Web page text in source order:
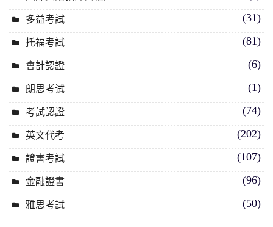
多益考試 (31)
托福考試 (81)
會計認證 (6)
朗思考试 (1)
考試認證 (74)
英文代考 (202)
證書考試 (107)
金融證書 (96)
雅思考試 (50)